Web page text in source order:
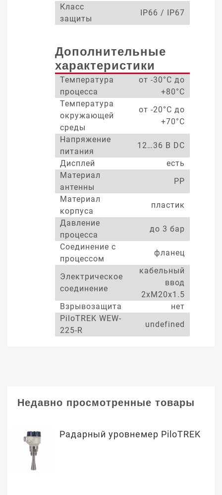
Класс
защиты
IP66 / IP67
Дополнительные
характеристики
Температура
процесса
от -30°С до
+80°С
Температура
окружающей
среды
от -20°С до
+70°С
Напряжение
питания
12…36 В DC
Дисплей
есть
Материал
антенны
PP
Материал
корпуса
пластик
Давление
процесса
до 3 бар
Соединение с
процессом
фланец
Электрическое
соединение
кабельный
ввод
2xM20x1.5
Взрывозащита
нет
PiloTREK WEW-
225-R
undefined
Недавно просмотренные товары
Радарный уровнемер PiloTREK